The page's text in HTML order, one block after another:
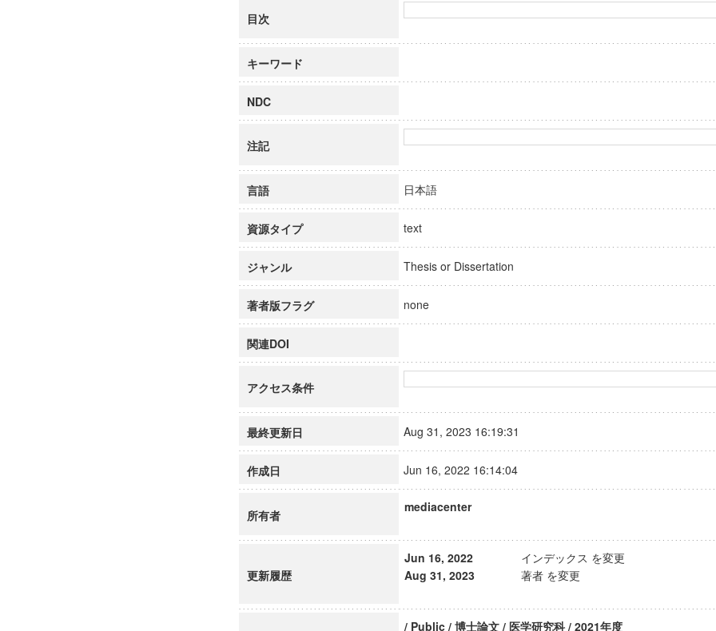
目次
キーワード
NDC
注記
言語 日本語
資源タイプ text
ジャンル Thesis or Dissertation
著者版フラグ none
関連DOI
アクセス条件
最終更新日 Aug 31, 2023 16:19:31
作成日 Jun 16, 2022 16:14:04
所有者
mediacenter
更新履歴
Jun 16, 2022
インデックス を変更
Aug 31, 2023
著者 を変更
/ Public / 博士論文 / 医学研究科 / 2021年度